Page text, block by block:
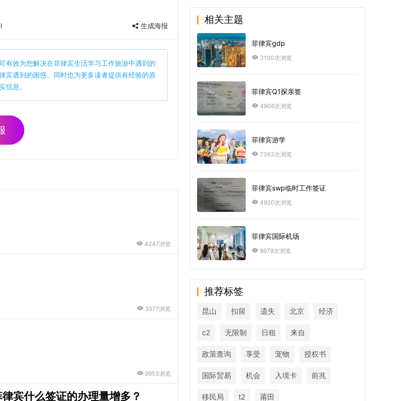
生成海报
有效为您解决在菲律宾生活学习工作旅游中遇到的
宾遇到的困惑。同时也为更多读者提供有经验的原
信息。
4247浏览
3577浏览
9953浏览
宾什么签证的办理量增多？
相关主题
菲律宾gdp
3100次浏览
菲律宾Q1探亲签
4906次浏览
菲律宾游学
7363次浏览
菲律宾swp临时工作签证
4920次浏览
菲律宾国际机场
8679次浏览
推荐标签
昆山 扣留 遗失 北京 经济
c2 无限制 日租 来自
政策查询 享受 宠物 授权书
国际贸易 机会 入境卡 前兆
移民局 t2 莆田